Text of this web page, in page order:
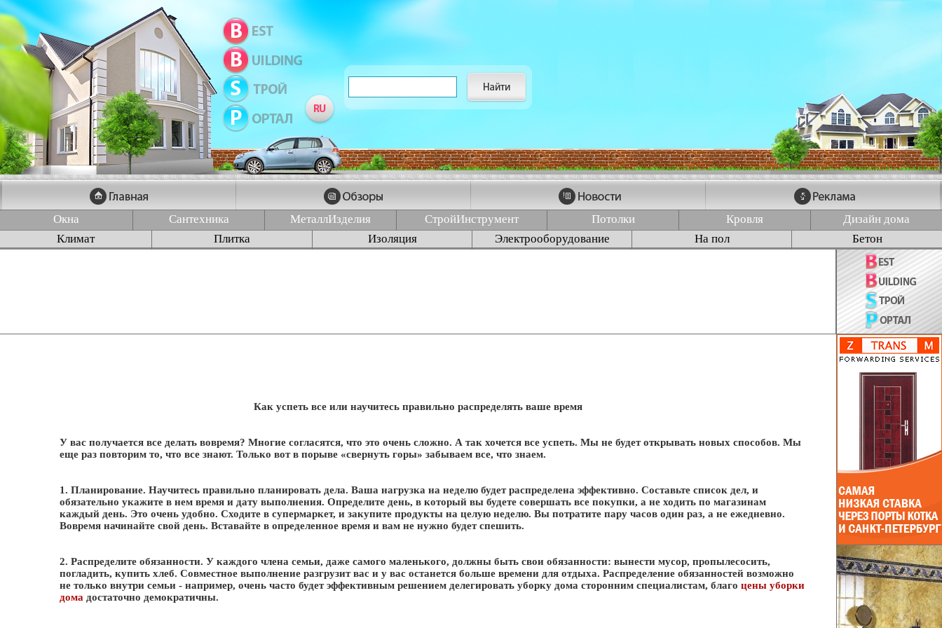
Окна Сантехника МеталлИзделия СтройИнструмент Потолки Кровля
Дизайн дома
Климат
Плитка Изоляция Электрооборудование На пол Бетон
Как успеть все или научитесь правильно распределять ваше время
У вас получается все делать вовремя? Многие согласятся, что это очень сложно. А так хочется все успеть. Мы не будет открывать новых способов. Мы
еще раз повторим то, что все знают. Только вот в порыве «свернуть горы» забываем все, что знаем.
1. Планирование. Научитесь правильно планировать дела. Ваша нагрузка на неделю будет распределена эффективно. Составьте список дел, и
обязательно укажите в нем время и дату выполнения. Определите день, в который вы будете совершать все покупки, а не ходить по магазинам
каждый день. Это очень удобно. Сходите в супермаркет, и закупите продукты на целую неделю. Вы потратите пару часов один раз, а не ежедневно.
Вовремя начинайте свой день. Вставайте в определенное время и вам не нужно будет спешить.
2. Распределите обязанности. У каждого члена семьи, даже самого маленького, должны быть свои обязанности: вынести мусор, пропылесосить,
погладить, купить хлеб. Совместное выполнение разгрузит вас и у вас останется больше времени для отдыха. Распределение обязанностей возможно
не только внутри семьи - например, очень часто будет эффективным решением делегировать уборку дома сторонним специалистам, благо цены уборки
дома достаточно демократичны.